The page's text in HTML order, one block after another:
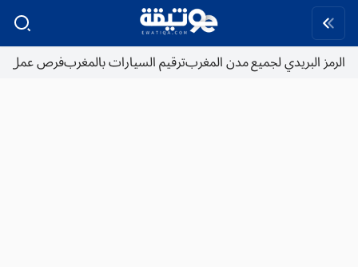
الرمز البريدي لجميع مدن المغربترقيم السيارات بالمغربفرص عمل